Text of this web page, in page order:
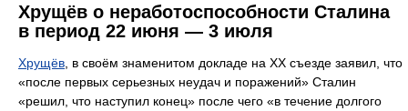
Хрущёв о неработоспособности Сталина
в период 22 июня — 3 июля
Хрущёв , в своём знаменитом докладе на ХХ съезде заявил, что
«после первых серьезных неудач и поражений» Сталин
«решил, что наступил конец» после чего «в течение долгого